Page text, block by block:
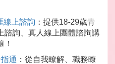
線上諮詢 ：提供18-29歲青
諮詢、真人線上團體諮詢講
！
通 ：從自我瞭解、職務瞭